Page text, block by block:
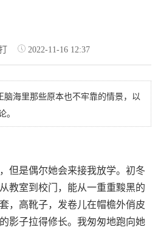
2022-11-16 12:37
脑海里那些原本也不牢靠的情景，以
。
但是偶尔她会来接我放学。初冬
教室到校门，能从一重重黢黑的
，高靴子，发卷儿在帽檐外俏皮
影子拉得修长。我匆匆地跑向她